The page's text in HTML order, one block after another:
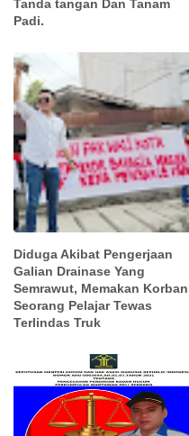
Tanda tangan Dan Tanam
Padi.
Diduga Akibat Pengerjaan
Galian Drainase Yang
Semrawut, Memakan Korban
Seorang Pelajar Tewas
Terlindas Truk